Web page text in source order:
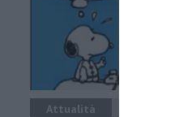
Attualità